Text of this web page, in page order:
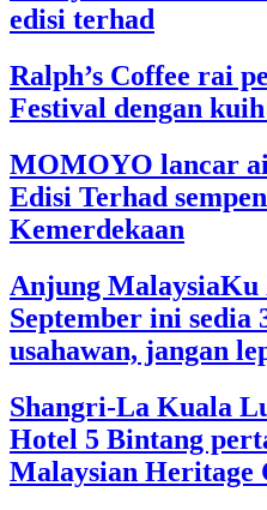
edisi terhad
Ralph’s Coffee rai
Festival dengan
MOMOYO lancar
Edisi Terhad
Kemerdekaan
Anjung MalaysiaKu
September ini sedia
usahawan, jangan
Shangri-La Kuala
Hotel 5 Bintang
Malaysian Heritage